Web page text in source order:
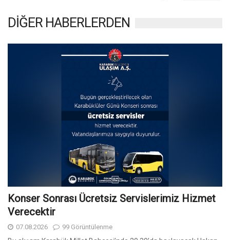
DİĞER HABERLERDEN
Konser Sonrası Ücretsiz Servislerimiz Hizmet
Verecektir
07.08.2026 99 Görüntülenme